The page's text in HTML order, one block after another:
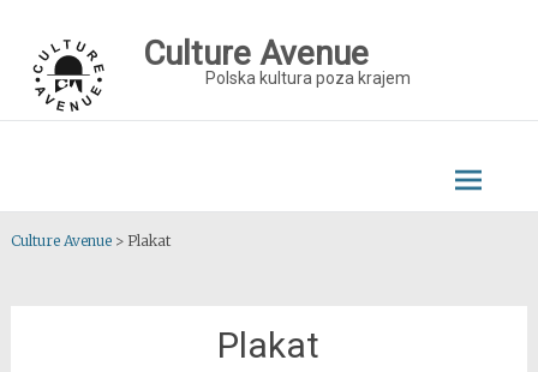
content
Culture Avenue
Polska kultura poza krajem
Culture Avenue> Plakat
Plakat